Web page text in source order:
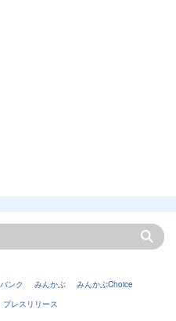
バンク みんかぶ
みんかぶChoice
プレスリリース